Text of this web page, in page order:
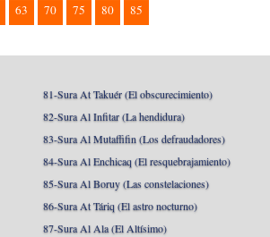
63 70 75 80 85
81-Sura At Takuér (El obscurecimiento)
82-Sura Al Infitar (La hendidura)
83-Sura Al Mutaffifin (Los defraudadores)
84-Sura Al Enchicaq (El resquebrajamiento)
85-Sura Al Boruy (Las constelaciones)
86-Sura At Táriq (El astro nocturno)
87-Sura Al Ala (El Altísimo)